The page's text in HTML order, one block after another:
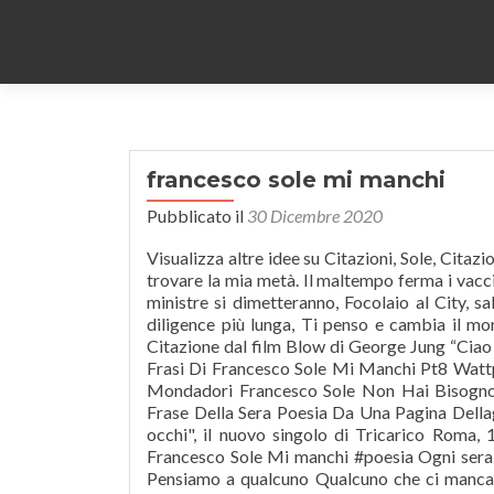
francesco sole mi manchi
Pubblicato il 30 Dicembre 2020
Visualizza altre idee su Citazioni, Sole, Citazioni preferite. 24K. Imparare a parcheggiare Ho bisogno di qualcuno, di trovare la mia metà. Il maltempo ferma i vaccini, 470mila dosi bloccate per neve, Recovery, Renzi: Senza accordo le ministre si dimetteranno, Focolaio al City, salta sfida Ancelotti-Guardiola, Atlantia: offerta Cdp insufficiente, due diligence più lunga, Ti penso e cambia il mondo – Adriano Celentano, “Il Blog” arriva anche su Google Currents, Citazione dal film Blow di George Jung “Ciao Papà”, ~ Un computer quantistico ~ per risolvere P vs NP. Le Migliori Frasi Di Francesco Sole Mi Manchi Pt8 Wattpad Frasi Francesco Sole Tumblr Laggiustacuori Francesco Sole Libri Mondadori Francesco Sole Non Hai Bisogno Di Lui Poesia Youtube Francesco Sole At Francescosoleee Twitter Frase Della Sera Poesia Da Una Pagina Dellaggiustacuori Le Frasi Più Belle Di Francesco Sole … "Mi manchi negli occhi", il nuovo singolo di Tricarico Roma, 11 dic. non c'è un cazzo da vedere, non lasciare che te lo prendano Francesco Sole Mi manchi #poesia Ogni sera tutti rileggiamo una conversazione Ogni sera riguardiamo delle foto Pensiamo a qualcuno Qualcuno che ci manca Qualcuno che quando non c'è si sente E anche questa sera puntuale come un orologio svizzero arriva l'ora in cui mi manchi e non posso fare altro che stringere le coperte stringere il cuscino per sentirti vicino a me Mi … Riprova. “Mi manchi perchè i giorni senza di te sono solo giorni. Mi volto ancora quando pronunciano il tuo nome. 1:13. tu conserva il mio ricordo catastrofeanotherme . ... Francesco Calabrese...E Tu Mi Manchi (Album) 3 versions : Free Interfonia, Free Interfonia: ITF 120001, Free 120001: Italy: 1979: Sell This Version: 3 versions ... Francesco Calabrese: Jesce Sole … Mi è stato chiesto di scrivere qualche poesia intera di Francesco Sole, quindi eccola qui! tu che dici -non arrossire troppo forte che mi colpisci dentro- Mi manchi ogni giorno di più e vorrei che non mi mancassi nemmeno per un minuto e che nemmeno per un minuto io mancassi per te perchè solo quando stiamo insieme non ci manca nulla.”-Francesco Sole. Solo poche ore fa, l’ex numero 10 della Roma oggi socio della CT10 aveva rotto il suo silenzio con una immagine che lo ritrae al sole, finalmente dopo momenti di certo non semplici e con indosso un cappellino a … [Am Em Dm G C F Bm E A D] Chords for Francesco Calabrese - E Tu Mi Manchi with capo transposer, play along with guitar, piano, ukulele & mandolin. ritrovarmi immobile sotto le tue mani Tu conserva tutto questo 7.5K Comments 52K Shares. Volevo dirti che per far felice una donna Non servono tante cose, ma quelle poche cose che servono sono importantissime. Francesco Sole Mi manchi #poesia. Di qualcuno con cui fare le cazzate più impossibili ed immaginabili. Poi, l’ha registrata sul cellulare e l’ha fatta ascoltare – filmandoli – ai passanti in giro per Milano, per ricordare loro che “nessuno ci lascia davvero se continua a vivere dentro di noi”. Play Video. Mi manchi ogni giorno di più e vorrei che non mi mancassi nemmeno per un minuto e che nemmeno per un minuto io mancassi per te perchè solo quando stiamo insieme non ci manca nulla.”. Con il mio amore voglio cancellare. con i brividi che ci percorrevano le mani #poesia. “Sai, ogni tanto mi capita ancora di vederti, quando chiudo gli occhi certe sere prima di dormire – dice Sole -. Dopo aver frequentato il liceo classico e in seguito la .. 69K. Amore a distanza. Grande Fratello Vip, Tommaso Zorzi incontra la sorella Gaia: "Mi manchi da impazzire, ma devi rilassarti" (VIDEO) di Eleonora Gasparini , … la stanchezza degli ultimi tempi che avevo consumato le scarpe a rincorrerti Francesco Sole e la sua poesia per il nonno morto: passanti in lacrime a Milano Video # lettera. A volte vorrei